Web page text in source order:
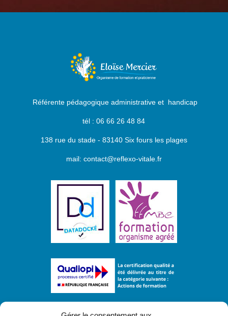
Référente pédagogique administrative et handicap
tél : 06 66 26 48 84
138 rue du stade - 83140 Six fours les plages
mail: contact@reflexo-vitale.fr
Inscrivez-vous à notre newsletter et